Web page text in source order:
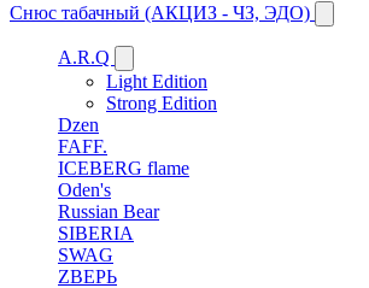
Снюс табачный (АКЦИЗ - ЧЗ, ЭДО)
A.R.Q
Light Edition
Strong Edition
Dzen
FAFF.
ICEBERG flame
Oden's
Russian Bear
SIBERIA
SWAG
ZВЕРЬ